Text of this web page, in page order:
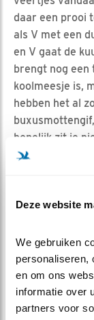
Deze website
We gebruiken
personaliseren,
en om ons
informatie over
partners voor
daar een prooi
als V met een
en V gaat de
brengt nog een
koolmeesje is,
hebben het al
hopelijk zit ie
familiediner,
wisselen ze
slapen. Wat
Woensdag 8
Na de
wat leest dat
mag ik